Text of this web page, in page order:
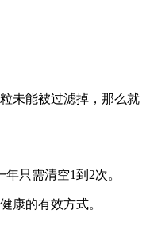
未能被过滤掉，那么就
只需清空1到2次。
康的有效方式。